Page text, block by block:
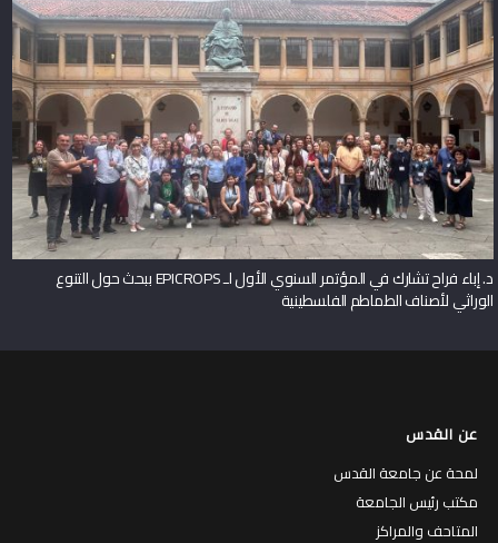
د. إباء فراح تشارك في المؤتمر السنوي الأول لـ EPICROPS ببحث حول التنوع
الوراثي لأصناف الطماطم الفلسطينية
عن القدس
لمحة عن جامعة القدس
مكتب رئيس الجامعة
المتاحف والمراكز